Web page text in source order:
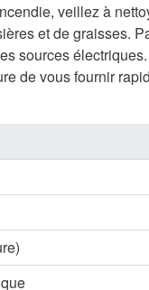
veillez à
et de graisses.
sources
de vous fournir